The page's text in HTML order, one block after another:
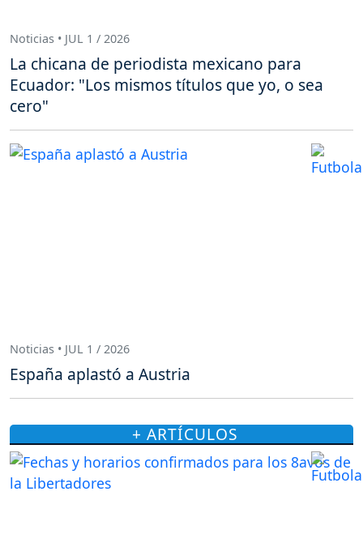
Noticias • JUL 1 / 2026
La chicana de periodista mexicano para
Ecuador: "Los mismos títulos que yo, o sea
cero"
Noticias • JUL 1 / 2026
España aplastó a Austria
+ ARTÍCULOS